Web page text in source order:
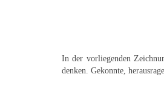
In der vorliegenden
denken. Gekonnte,